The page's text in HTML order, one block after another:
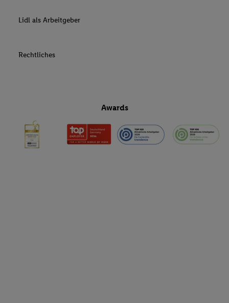
Lidl als Arbeitgeber
Rechtliches
Awards